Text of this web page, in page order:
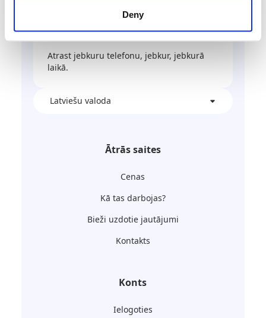
Deny
Atrast jebkuru telefonu, jebkur, jebkurā
laikā.
Latviešu valoda
Ātrās saites
Cenas
Kā tas darbojas?
Bieži uzdotie jautājumi
Kontakts
Konts
Ielogoties